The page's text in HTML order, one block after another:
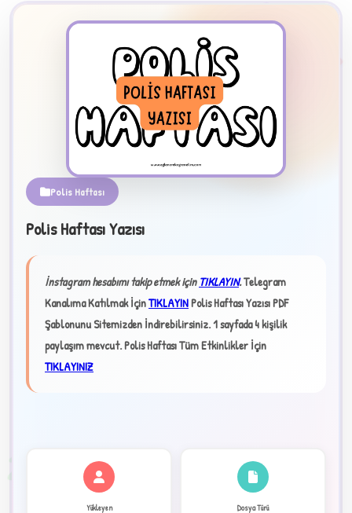
2
✧
Polis Haftası
Polis Haftası Yazısı
İnstagram hesabımı takip etmek içinTIKLAYIN.Telegram
Kanalıma Katılmak İçinTIKLAYINPolis Haftası Yazısı PDF
Şablonunu Sitemizden İndirebilirsiniz. 1 sayfada 4 kişilik
paylaşım mevcut.Polis Haftası Tüm Etkinlikler İçin
TIKLAYINIZ
Yükleyen Dosya Türü
★